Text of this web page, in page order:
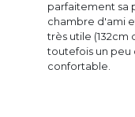
parfaitement sa
chambre d'ami
très utile (132cm
toutefois un
confortable.